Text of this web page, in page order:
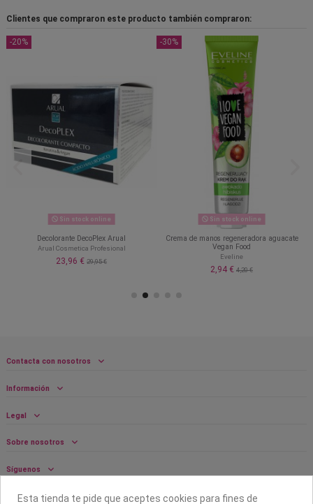
Clientes que compraron este producto también compraron:
-20%
Sin stock online
Decolorante DecoPlex Arual
Arual Cosmetica Profesional
23,96 € 29,95 €
-30%
Sin stock online
Crema de manos regeneradora aguacate
Vegan Food
Eveline
2,94 € 4,20 €
Contacta con nosotros
Información
Legal
Sobre nosotros
Síguenos
Boletín
Esta tienda te pide que aceptes cookies para fines de